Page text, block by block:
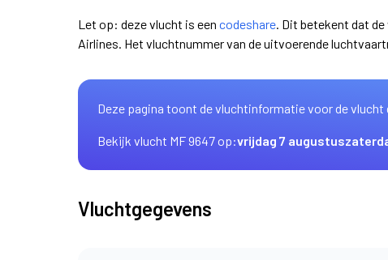
Let op: deze vlucht is een codeshare. Dit betekent dat
Airlines. Het vluchtnummer van de uitvoerende
Deze pagina toont de vluchtinformatie voor de vlucht
Bekijk vlucht MF 9647 op:vrijdag 7 augustus
Vluchtgegevens